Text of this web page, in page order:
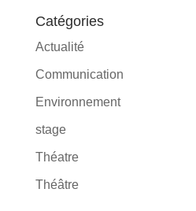
Catégories
Actualité
Communication
Environnement
stage
Théatre
Théâtre